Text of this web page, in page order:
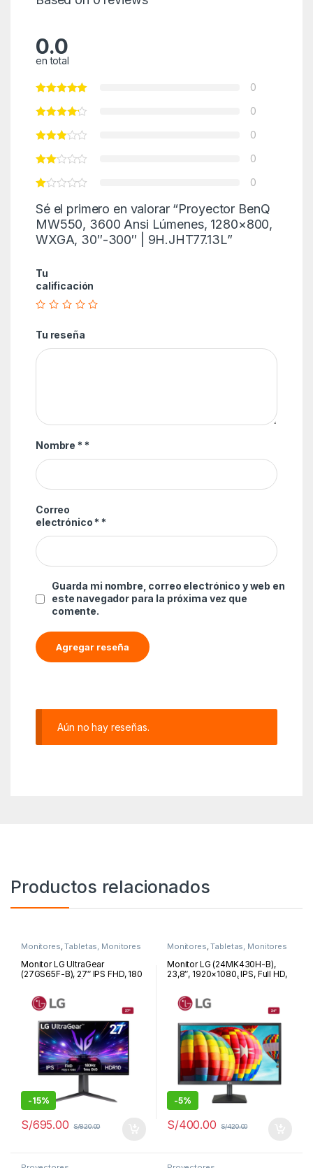
0.0
en total
0
0
0
0
0
Sé el primero en valorar “Proyector BenQ
MW550, 3600 Ansi Lúmenes, 1280×800,
WXGA, 30″-300″ | 9H.JHT77.13L”
Tu
calificación
Tu reseña
Nombre * *
Correo
electrónico * *
Guarda mi nombre, correo electrónico y web en
este navegador para la próxima vez que
comente.
Aún no hay reseñas.
Productos relacionados
Monitores,Tabletas, Monitores
Monitor LG UltraGear
(27GS65F-B), 27″ IPS FHD, 180
-15%
S/695.00 S/820.00
Monitores,Tabletas, Monitores
Monitor LG (24MK430H-B),
23,8″, 1920×1080, IPS, Full HD,
-5%
S/400.00 S/420.00